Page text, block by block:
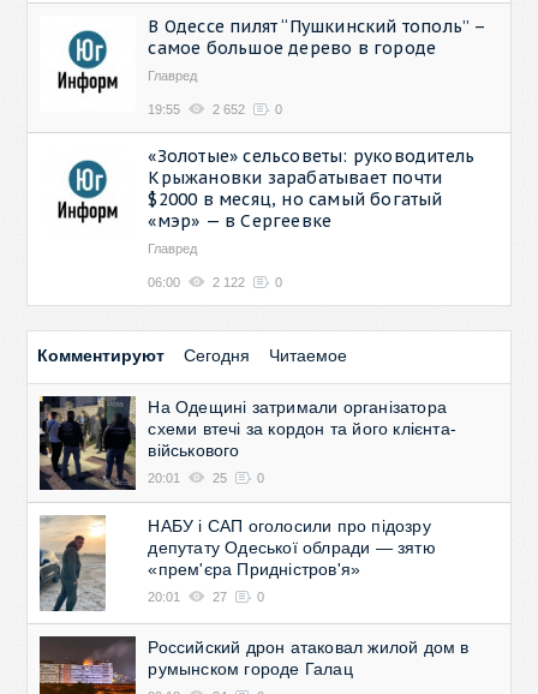
В Одессе пилят “Пушкинский тополь” –
самое большое дерево в городе
Главред
19:55 2 652 0
«Золотые» сельсоветы: руководитель
Крыжановки зарабатывает почти
$2000 в месяц, но самый богатый
«мэр» — в Сергеевке
Главред
06:00 2 122 0
Комментируют Сегодня Читаемое
На Одещині затримали організатора
схеми втечі за кордон та його клієнта-
військового
20:01 25 0
НАБУ і САП оголосили про підозру
депутату Одеської облради — зятю
«прем'єра Придністров'я»
20:01 27 0
Российский дрон атаковал жилой дом в
румынском городе Галац